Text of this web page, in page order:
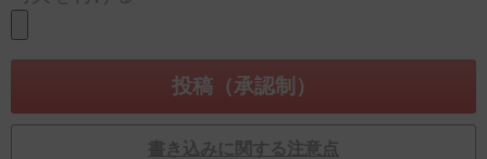
書き込みに関する注意点